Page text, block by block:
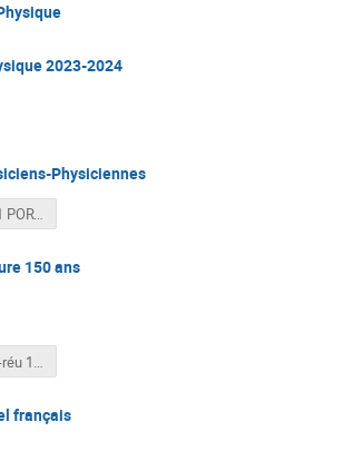
2023-2024
Physiciennes
CR Réunion 1 PORTRAITS-PHYSICIENS-20220105.pdf
150 ans
ppt Site web-réu 1.pptx
français